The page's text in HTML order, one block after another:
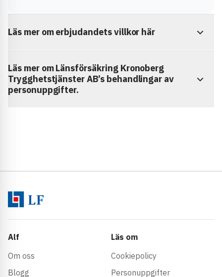
Läs mer om erbjudandets villkor här
Läs mer om Länsförsäkring Kronoberg
Trygghetstjänster AB’s behandlingar av
personuppgifter.
Alf
Om oss
Blogg
Läs om
Cookiepolicy
Personuppgifter